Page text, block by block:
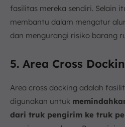
fasilitas mereka sendiri. Selain
membantu dalam mengatur
dan mengurangi risiko barang
5. Area Cross
Area cross docking adalah
digunakan untuk
dari truk pengirim ke truk